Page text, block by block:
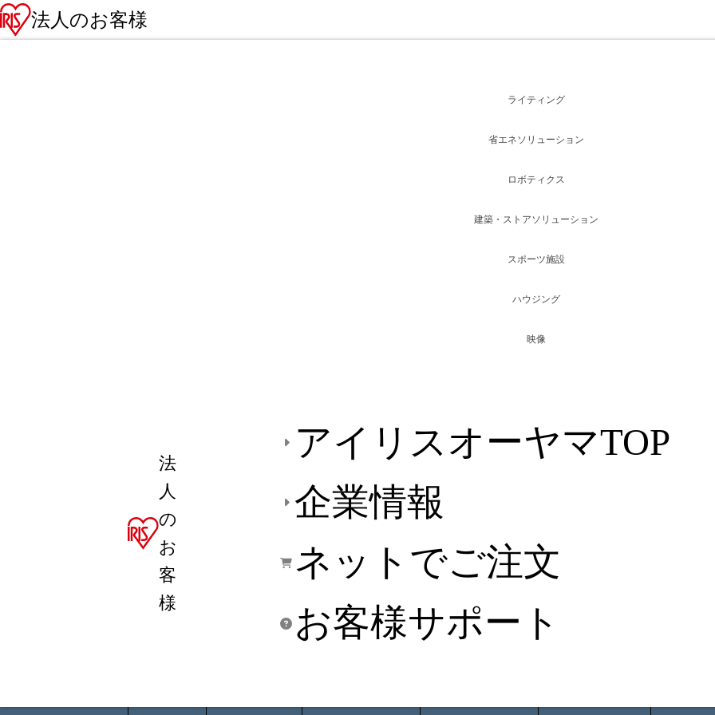
法人のお客様
法
人
の
お
客
様
アイリスオーヤマTOP
企業情報
ネットでご注文
お客様サポート
ライティング
省エネソリューション
ロボティクス
建築・ストアソリューション
スポーツ施設
ハウジング
映像